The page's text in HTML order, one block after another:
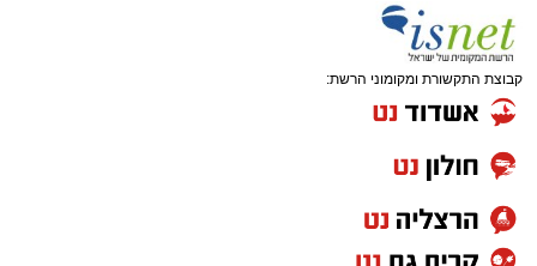
קבוצת התקשורת ומקומוני הרשת: